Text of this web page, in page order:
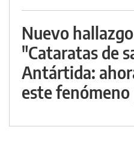
Nuevo
"Cataratas de
Antártida:
este